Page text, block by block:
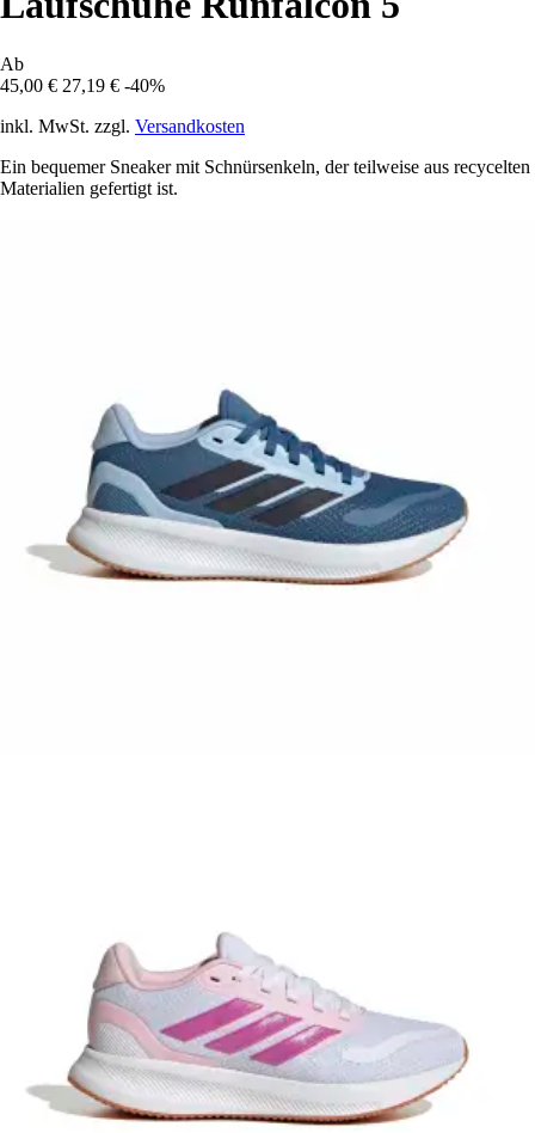
Ab
45,00 € 27,19 € -40%
inkl. MwSt. zzgl. Versandkosten
Ein bequemer Sneaker mit Schnürsenkeln, der teilweise aus recycelten
Materialien gefertigt ist.